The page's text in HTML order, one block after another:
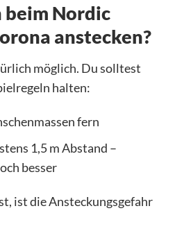
beim Nordic
anstecken?
möglich. Du solltest
halten:
fern
1,5 m Abstand –
besser
ist die Ansteckungsgefahr